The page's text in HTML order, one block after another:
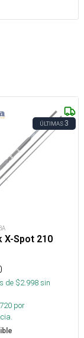
ÚLTIMAS3
X-Spot 210
de $2.998sin
720 por